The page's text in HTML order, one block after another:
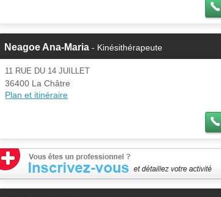
Neagoe Ana-Maria - Kinésithérapeute
11 RUE DU 14 JUILLET
36400 La Châtre
Plan et itinéraire